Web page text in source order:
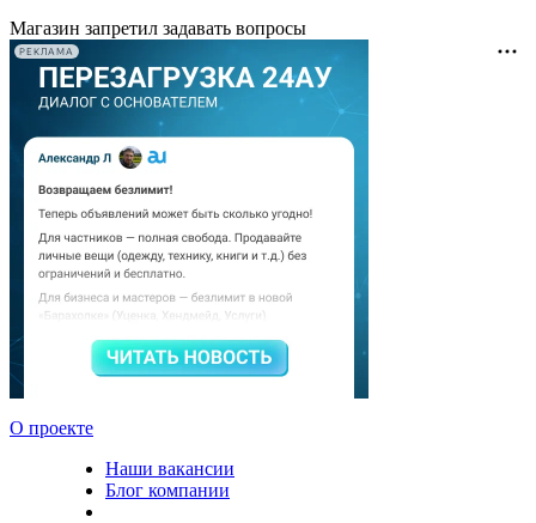
Магазин запретил задавать вопросы
РЕКЛАМА
О проекте
Наши вакансии
Блог компании